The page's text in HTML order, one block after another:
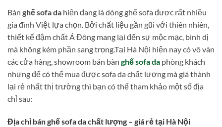
Bàn ghế sofa da hiện đang là dòng ghế sofa được rất nhiều
gia đình Việt lựa chọn. Bởi chất liệu gần gũi với thiên nhiên,
thiết kế đậm chất Á Đông mang lại đến sự mộc mạc, bình dị
mà không kém phần sang trọng.Tại Hà Nội hiện nay có vô vàn
các cửa hàng, showroom bán bàn ghế sofa da phòng khách
nhưng để có thể mua được sofa da chất lượng mà giá thành
lại rẻ nhất thị trường thì bạn có thể tham khảo một số địa
chỉ sau:
Địa chỉ bán ghế sofa da chất lượng – giá rẻ tại Hà Nội